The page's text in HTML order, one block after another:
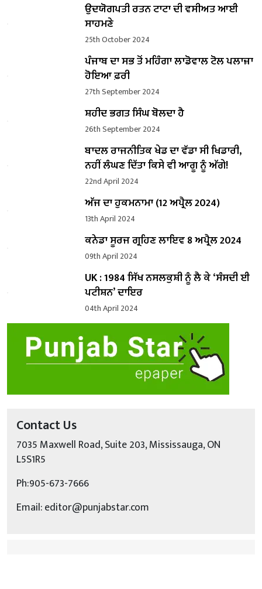
ਉਦਯੋਗਪਤੀ ਰਤਨ ਟਾਟਾ ਦੀ ਵਸੀਅਤ ਆਈ
ਸਾਹਮਣੇ
25th October 2024
ਪੰਜਾਬ ਦਾ ਸਭ ਤੋਂ ਮਹਿੰਗਾ ਲਾਡੋਵਾਲ ਟੋਲ ਪਲਾਜ਼ਾ
ਹੋਇਆ ਫ਼ਰੀ
27th September 2024
ਸ਼ਹੀਦ ਭਗਤ ਸਿੰਘ ਬੋਲਦਾ ਹੈ
26th September 2024
ਬਾਦਲ ਰਾਜਨੀਤਿਕ ਖੇਡ ਦਾ ਵੱਡਾ ਸੀ ਖਿਡਾਰੀ,
ਨਹੀਂ ਲੰਘਣ ਦਿੱਤਾ ਕਿਸੇ ਵੀ ਆਗੂ ਨੂੰ ਅੱਗੇ!
22nd April 2024
ਅੱਜ ਦਾ ਹੁਕਮਨਾਮਾ (12 ਅਪ੍ਰੈਲ 2024)
13th April 2024
ਕਨੇਡਾ ਸੂਰਜ ਗ੍ਰਹਿਣ ਲਾਇਵ 8 ਅਪ੍ਰੈਲ 2024
09th April 2024
UK : 1984 ਸਿੱਖ ਨਸਲਕੁਸ਼ੀ ਨੂੰ ਲੈ ਕੇ ‘ਸੰਸਦੀ ਈ
ਪਟੀਸ਼ਨ’ ਦਾਇਰ
04th April 2024
Contact Us
7035 Maxwell Road, Suite 203, Mississauga, ON
L5S1R5
Ph:905-673-7666
Email: editor@punjabstar.com